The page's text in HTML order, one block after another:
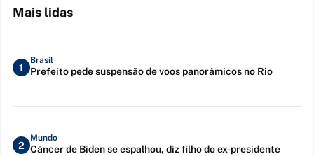
Mais lidas
1
Brasil
Prefeito pede suspensão de voos panorâmicos no Rio
2
Mundo
Câncer de Biden se espalhou, diz filho do ex-presidente